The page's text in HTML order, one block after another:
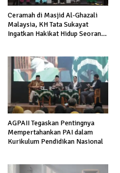
Ceramah di Masjid Al-Ghazali
Malaysia, KH Tata Sukayat
Ingatkan Hakikat Hidup Seorang
AGPAII Tegaskan Pentingnya
Mempertahankan PAI dalam
Kurikulum Pendidikan Nasional